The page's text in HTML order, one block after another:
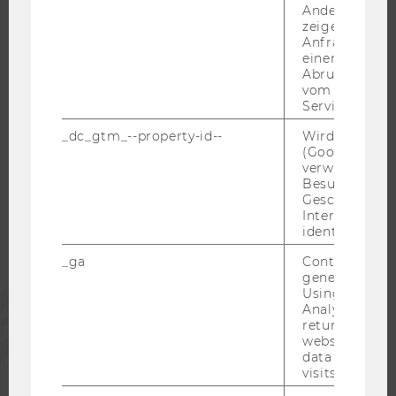
WU COMMUNITY
Andere
zeigen Opt-
Anfrage im
einen Fehler
Abrufen
vom AMP
Service an.
_dc_gtm_--property-id--
Wird von
(Google Tag
verwendet,
Besucher
Geschlecht
Interessen zu
identifizieren.
_ga
Contains a
generated
Using this
Analytics can
returning
website and
data from
visits.